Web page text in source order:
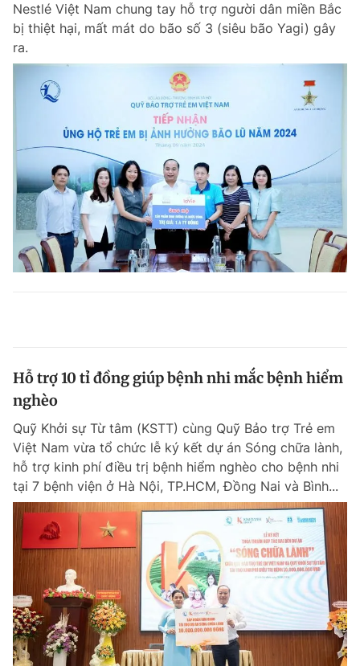
Nestlé Việt Nam chung tay hỗ trợ người dân miền Bắc
bị thiệt hại, mất mát do bão số 3 (siêu bão Yagi) gây
ra.
Hỗ trợ 10 tỉ đồng giúp bệnh nhi mắc bệnh hiểm
nghèo
Quỹ Khởi sự Từ tâm (KSTT) cùng Quỹ Bảo trợ Trẻ em
Việt Nam vừa tổ chức lễ ký kết dự án Sóng chữa lành,
hỗ trợ kinh phí điều trị bệnh hiểm nghèo cho bệnh nhi
tại 7 bệnh viện ở Hà Nội, TP.HCM, Đồng Nai và Bình...